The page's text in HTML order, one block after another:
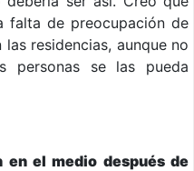
falta de preocupación de
residencias, aunque no
se las pueda
el medio después de